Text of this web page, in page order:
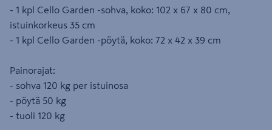
- 1 kpl Cello Garden -sohva, koko: 102 x 67 x 80 cm,
istuinkorkeus 35 cm
- 1 kpl Cello Garden -pöytä, koko: 72 x 42 x 39 cm
Painorajat:
- sohva 120 kg per istuinosa
- pöytä 50 kg
- tuoli 120 kg